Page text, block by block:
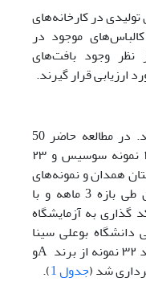
در کارخانه‌های
موجود در
وجود بافت‌های
ارزیابی قرار گیرند.
این طرح در تابستان 1400 انجام شد. در مطالعه حاضر 50
نمونه سوسیس و کالباس (شامل ۲۷ نمونه سوسیس و ۲۳
همدان و نمونه‌های
موجود در فروشگاه‌های شهر همدان طی بازه 3 ماهه و با
کد گذاری به آزمایشگاه
بوعلی سینا
همدان منتقل شدند. در مجموع تعداد ۳۲ نمونه از برند Aو
جدول 1 ).